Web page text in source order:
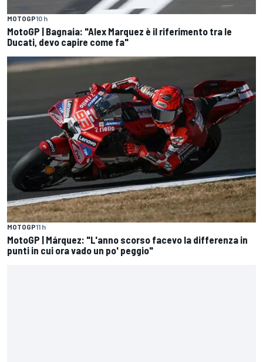
MOTOGP10 h
MotoGP | Bagnaia: "Alex Marquez è il riferimento tra le
Ducati, devo capire come fa"
MOTOGP11 h
MotoGP | Márquez: "L'anno scorso facevo la differenza in
punti in cui ora vado un po' peggio"